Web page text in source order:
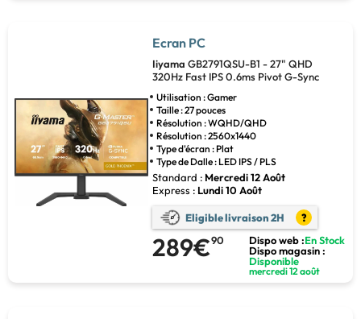
Ecran PC
Iiyama GB2791QSU-B1 - 27" QHD
320Hz Fast IPS 0.6ms Pivot G-Sync
Utilisation : Gamer
Taille : 27 pouces
Résolution : WQHD/QHD
Résolution : 2560x1440
Type d'écran : Plat
Type de Dalle : LED IPS / PLS
Standard : Mercredi 12 Août
Express : Lundi 10 Août
Eligible livraison 2H ?
289€90 Dispo web :En Stock
Dispo magasin :
Disponible
mercredi 12 août